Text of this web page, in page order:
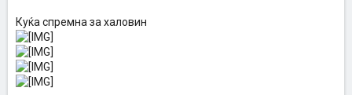
Куќа спремна за халовин